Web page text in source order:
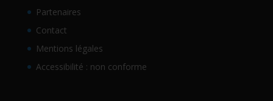
Partenaires
Contact
Mentions légales
Accessibilité : non conforme